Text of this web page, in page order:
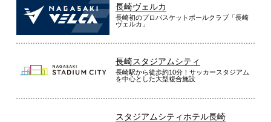
長崎ヴェルカ
長崎初のプロバスケットボールクラブ「長崎
ヴェルカ」
長崎スタジアムシティ
長崎駅から徒歩約10分！サッカースタジアム
を中心とした大型複合施設
スタジアムシティホテル長崎